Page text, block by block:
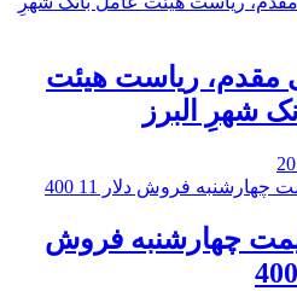
مقدم، ریاست هیئت
شهرِ البرز
چهارشنبه فروش